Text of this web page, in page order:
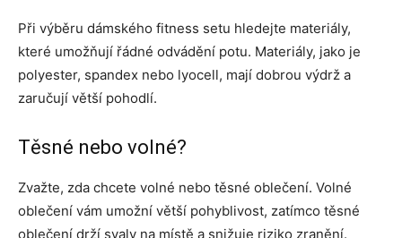
Při výběru dámského fitness setu hledejte materiály,
které umožňují řádné odvádění potu. Materiály, jako je
polyester, spandex nebo lyocell, mají dobrou výdrž a
zaručují větší pohodlí.
Těsné nebo volné?
Zvažte, zda chcete volné nebo těsné oblečení. Volné
oblečení vám umožní větší pohyblivost, zatímco těsné
oblečení drží svaly na místě a snižuje riziko zranění.